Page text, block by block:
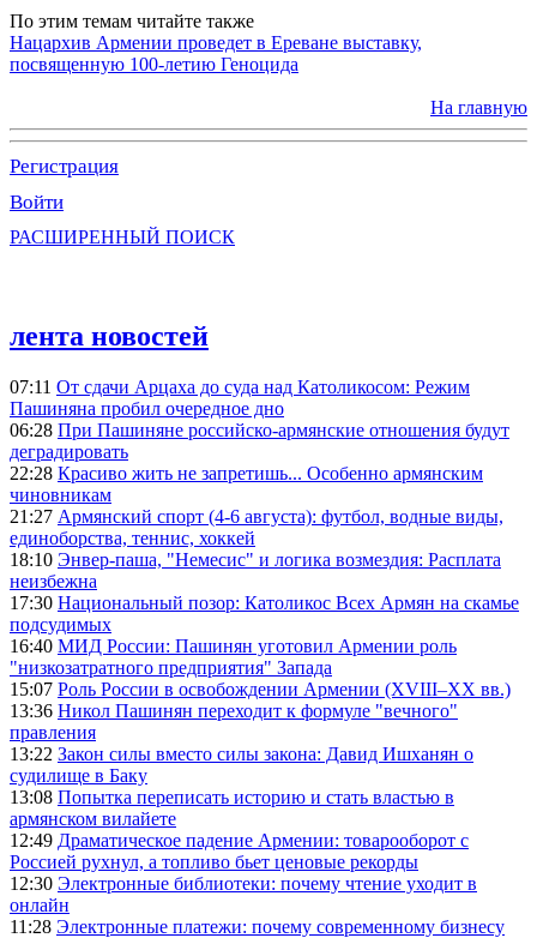
По этим темам читайте также
Нацархив Армении проведет в Ереване выставку,
посвященную 100-летию Геноцида
На главную
Регистрация
Войти
РАСШИРЕННЫЙ ПОИСК
лента новостей
07:11 От сдачи Арцаха до суда над Католикосом: Режим
Пашиняна пробил очередное дно
06:28 При Пашиняне российско-армянские отношения будут
деградировать
22:28 Красиво жить не запретишь... Особенно армянским
чиновникам
21:27 Армянский спорт (4-6 августа): футбол, водные виды,
единоборства, теннис, хоккей
18:10 Энвер-паша, "Немесис" и логика возмездия: Расплата
неизбежна
17:30 Национальный позор: Католикос Всех Армян на скамье
подсудимых
16:40 МИД России: Пашинян уготовил Армении роль
"низкозатратного предприятия" Запада
15:07 Роль России в освобождении Армении (XVIII–XX вв.)
13:36 Никол Пашинян переходит к формуле "вечного"
правления
13:22 Закон силы вместо силы закона: Давид Ишханян о
судилище в Баку
13:08 Попытка переписать историю и стать властью в
армянском вилайете
12:49 Драматическое падение Армении: товарооборот с
Россией рухнул, а топливо бьет ценовые рекорды
12:30 Электронные библиотеки: почему чтение уходит в
онлайн
11:28 Электронные платежи: почему современному бизнесу